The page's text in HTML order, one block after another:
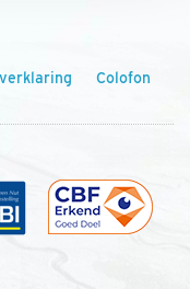
Colofon